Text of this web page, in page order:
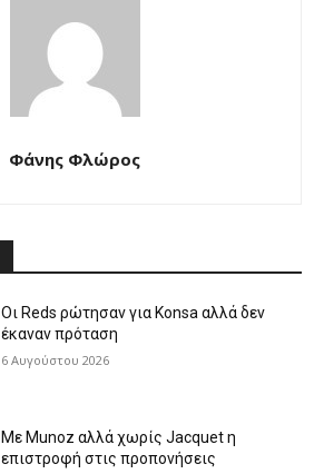
Φάνης Φλώρος
Οι Reds ρώτησαν για Konsa αλλά δεν
έκαναν πρόταση
6 Αυγούστου 2026
Με Munoz αλλά χωρίς Jacquet η
επιστροφή στις προπονήσεις